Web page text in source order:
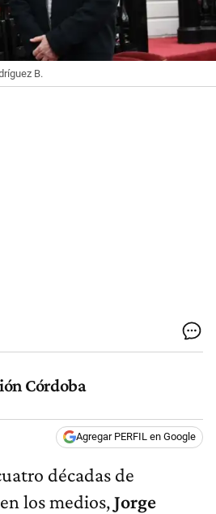
B.
Córdoba
Agregar PERFIL en Google
décadas de
los medios,Jorge